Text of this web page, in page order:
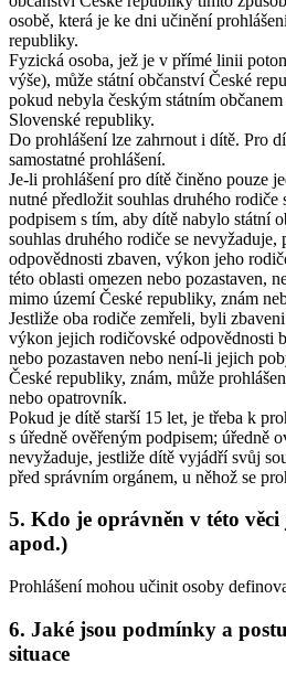
osobě, která je ke dni učinění
republiky.
Fyzická osoba, jež je v přímé linii
výše), může státní občanství České
pokud nebyla českým státním
Slovenské republiky.
Do prohlášení lze zahrnout i dítě. Pro
samostatné prohlášení.
Je-li prohlášení pro dítě činěno pouze
nutné předložit souhlas druhého rodiče
podpisem s tím, aby dítě nabylo státní
souhlas druhého rodiče se
odpovědnosti zbaven, výkon jeho
této oblasti omezen nebo pozastaven,
mimo území České republiky, znám
Jestliže oba rodiče zemřeli, byli
výkon jejich rodičovské odpovědnosti
nebo pozastaven nebo není-li jejich
České republiky, znám, může
nebo opatrovník.
Pokud je dítě starší 15 let, je třeba k
s úředně ověřeným podpisem; úředně
nevyžaduje, jestliže dítě vyjádří svůj
před správním orgánem, u něhož se
5. Kdo je oprávněn v této
apod.)
Prohlášení mohou učinit osoby
6. Jaké jsou podmínky a
situace